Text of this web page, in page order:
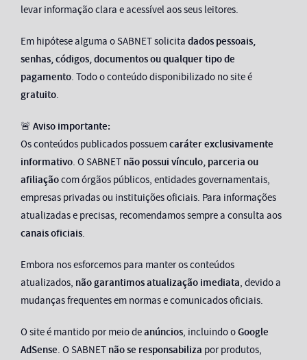
levar informação clara e acessível aos seus leitores.
Em hipótese alguma o SABNET solicita dados pessoais,
senhas, códigos, documentos ou qualquer tipo de
pagamento. Todo o conteúdo disponibilizado no site é
gratuito.
🚨 Aviso importante:
Os conteúdos publicados possuemcaráter exclusivamente
informativo. O SABNET não possui vínculo, parceria ou
afiliaçãocom órgãos públicos, entidades governamentais,
empresas privadas ou instituições oficiais. Para informações
atualizadas e precisas, recomendamos sempre a consulta aos
canais oficiais.
Embora nos esforcemos para manter os conteúdos
atualizados, não garantimos atualização imediata, devido a
mudanças frequentes em normas e comunicados oficiais.
O site é mantido por meio deanúncios, incluindo oGoogle
AdSense. O SABNET não se responsabiliza por produtos,